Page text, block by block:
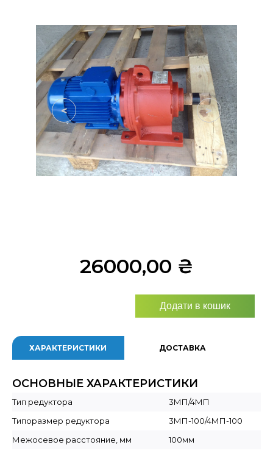
< >
26000,00 ₴
Додати в кошик
ХАРАКТЕРИСТИКИ ДОСТАВКА
ОСНОВНЫЕ ХАРАКТЕРИСТИКИ
Тип редуктора
3МП/4МП
Типоразмер редуктора
3МП-100/4МП-100
Межосевое расстояние, мм
100мм